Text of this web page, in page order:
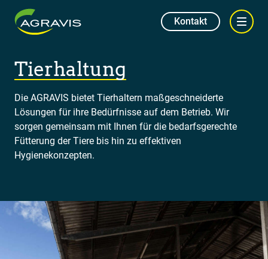
Kontakt
Tierhaltung
Die AGRAVIS bietet Tierhaltern maßgeschneiderte
Lösungen für ihre Bedürfnisse auf dem Betrieb. Wir
sorgen gemeinsam mit Ihnen für die bedarfsgerechte
Fütterung der Tiere bis hin zu effektiven
Hygienekonzepten.